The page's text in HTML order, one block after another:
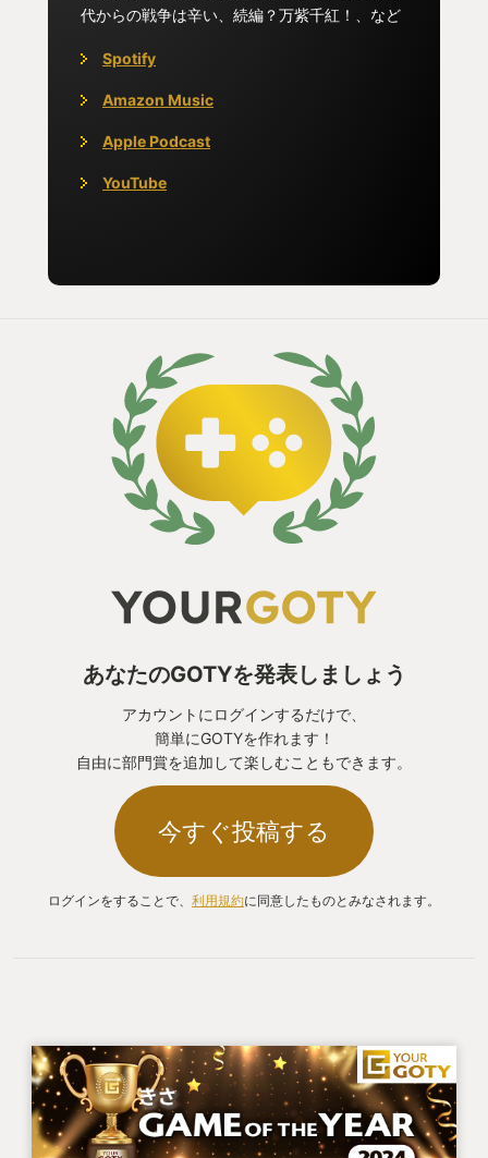
代からの戦争は辛い、続編？万紫千紅！、など
Spotify
Amazon Music
Apple Podcast
YouTube
あなたのGOTYを発表しましょう
アカウントにログインするだけで、
簡単にGOTYを作れます！
自由に部門賞を追加して楽しむこともできます。
今すぐ投稿する
ログインをすることで、 利用規約に同意したものとみなされます。